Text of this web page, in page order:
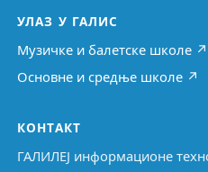
УЛАЗ У ГАЛИС
Музичке и балетске школе ↗
Основне и средње школе ↗
КОНТАКТ
ГАЛИЛЕЈ информационе